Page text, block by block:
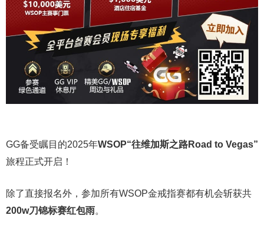
GG备受瞩目的2025年WSOP“往维加斯之路Road to Vegas”
旅程正式开启！
除了直接报名外，参加所有WSOP金戒指赛都有机会斩获共
200w刀锦标赛红包雨。